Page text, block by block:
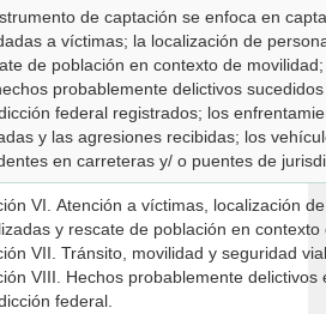
de captación se enfoca en
a víctimas; la localización de
de población en contexto de
probablemente delictivos
federal registrados; los
y las agresiones recibidas; los
en carreteras y/ o puentes de
VI. Atención a víctimas, localización
y rescate de población en contexto
VII. Tránsito, movilidad y seguridad
VIII. Hechos probablemente
federal.